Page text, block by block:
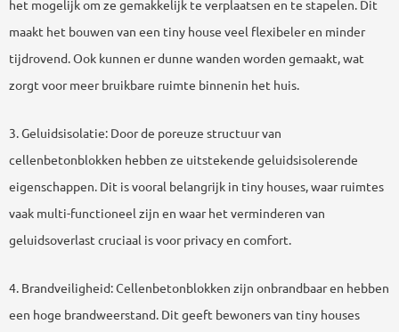
het mogelijk om ze gemakkelijk te verplaatsen en te stapelen. Dit
maakt het bouwen van een tiny house veel flexibeler en minder
tijdrovend. Ook kunnen er dunne wanden worden gemaakt, wat
zorgt voor meer bruikbare ruimte binnenin het huis.
3. Geluidsisolatie: Door de poreuze structuur van
cellenbetonblokken hebben ze uitstekende geluidsisolerende
eigenschappen. Dit is vooral belangrijk in tiny houses, waar ruimtes
vaak multi-functioneel zijn en waar het verminderen van
geluidsoverlast cruciaal is voor privacy en comfort.
4. Brandveiligheid: Cellenbetonblokken zijn onbrandbaar en hebben
een hoge brandweerstand. Dit geeft bewoners van tiny houses